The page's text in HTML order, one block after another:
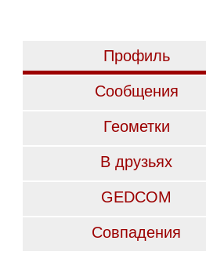
Профиль
Сообщения
Геометки
В друзьях
GEDCOM
Совпадения